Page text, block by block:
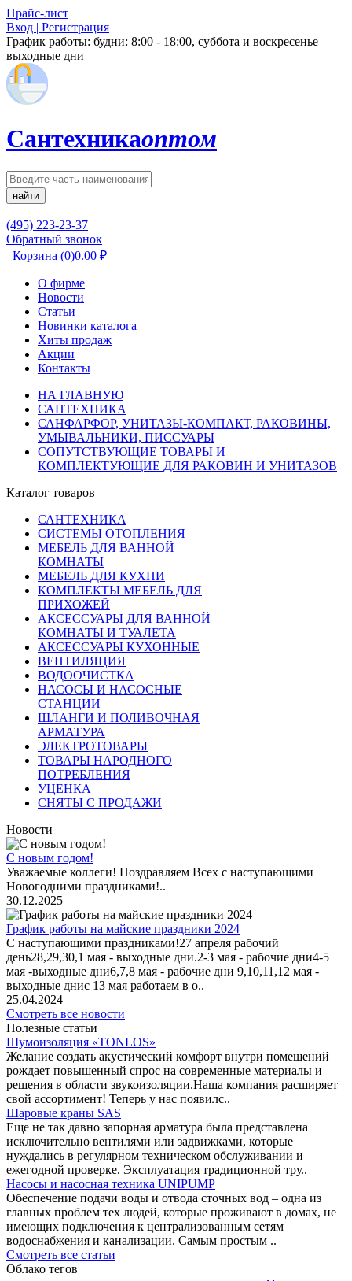
Прайс-лист
Вход | Регистрация
График работы: будни: 8:00 - 18:00, суббота и воскресенье
выходные дни
Сантехникаоптом
найти
(495) 223-23-37
Обратный звонок
Корзина (0)0.00 ₽
О фирме
Новости
Статьи
Новинки каталога
Хиты продаж
Акции
Контакты
НА ГЛАВНУЮ
САНТЕХНИКА
САНФАРФОР, УНИТАЗЫ-КОМПАКТ, РАКОВИНЫ,
УМЫВАЛЬНИКИ, ПИССУАРЫ
СОПУТСТВУЮЩИЕ ТОВАРЫ И
КОМПЛЕКТУЮЩИЕ ДЛЯ РАКОВИН И УНИТАЗОВ
Каталог товаров
САНТЕХНИКА
СИСТЕМЫ ОТОПЛЕНИЯ
МЕБЕЛЬ ДЛЯ ВАННОЙ
КОМНАТЫ
МЕБЕЛЬ ДЛЯ КУХНИ
КОМПЛЕКТЫ МЕБЕЛЬ ДЛЯ
ПРИХОЖЕЙ
АКСЕССУАРЫ ДЛЯ ВАННОЙ
КОМНАТЫ И ТУАЛЕТА
АКСЕССУАРЫ КУХОННЫЕ
ВЕНТИЛЯЦИЯ
ВОДООЧИСТКА
НАСОСЫ И НАСОСНЫЕ
СТАНЦИИ
ШЛАНГИ И ПОЛИВОЧНАЯ
АРМАТУРА
ЭЛЕКТРОТОВАРЫ
ТОВАРЫ НАРОДНОГО
ПОТРЕБЛЕНИЯ
УЦЕНКА
СНЯТЫ С ПРОДАЖИ
Новости
С новым годом!
Уважаемые коллеги! Поздравляем Всех с наступающими
Новогодними праздниками!..
30.12.2025
График работы на майские праздники 2024
С наступающими праздниками!27 апреля рабочий
день28,29,30,1 мая - выходные дни.2-3 мая - рабочие дни4-5
мая -выходные дни6,7,8 мая - рабочие дни 9,10,11,12 мая -
выходные днис 13 мая работаем в о..
25.04.2024
Смотреть все новости
Полезные статьи
Шумоизоляция «TONLOS»
Желание создать акустический комфорт внутри помещений
рождает повышенный спрос на современные материалы и
решения в области звукоизоляции.Наша компания расширяет
свой ассортимент! Теперь у нас появилс..
Шаровые краны SAS
Еще не так давно запорная арматура была представлена
исключительно вентилями или задвижками, которые
нуждались в регулярном техническом обслуживании и
ежегодной проверке. Эксплуатация традиционной тру..
Насосы и насосная техника UNIPUMP
Обеспечение подачи воды и отвода сточных вод – одна из
главных проблем тех людей, которые проживают в домах, не
имеющих подключения к централизованным сетям
водоснабжения и канализации. Самым простым ..
Смотреть все статьи
Облако тегов